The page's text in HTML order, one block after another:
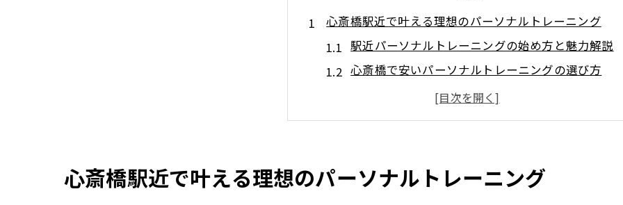
心斎橋駅近で叶える理想のパーソナルトレーニング
駅近パーソナルトレーニングの始め方と魅力解説
心斎橋で安いパーソナルトレーニングの選び方
女性が安心できるパーソナルジムの特徴とは
理想の自分へ導く個別サポートの活用法
女性専用サポート付きトレーニング体験談
女性向けパーソナルトレーニングの実体験紹介
心斎橋駅近で叶える理想のパーソナルトレーニング